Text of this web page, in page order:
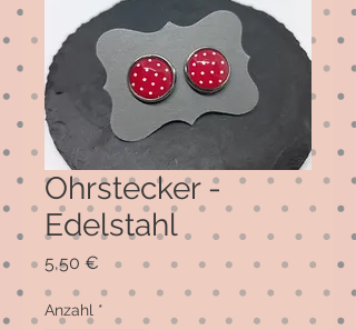
Ohrstecker -
Edelstahl
5,50 € Preis
Anzahl *